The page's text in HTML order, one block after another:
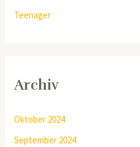
Teenager
Archiv
Oktober 2024
September 2024